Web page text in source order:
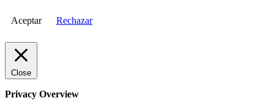
Aceptar Rechazar
Close
Privacy Overview